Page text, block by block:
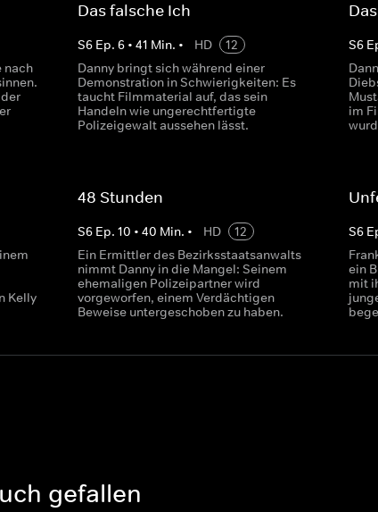
nach
Das falsche Ich
S6 Ep.6 •41 Min. • HD
12
Danny bringt sich während einer
Demonstration in Schwierigkeiten: Es
taucht Filmmaterial auf, das sein
Handeln wie ungerechtfertigte
Polizeigewalt aussehen lässt.
S6
im
Kelly
48 Stunden
S6 Ep.10 •40 Min. • HD
12
Ein Ermittler des Bezirksstaatsanwalts
nimmt Danny in die Mangel: Seinem
ehemaligen Polizeipartner wird
vorgeworfen, einem Verdächtigen
Beweise untergeschoben zu haben.
S6
ein
mit
gefallen